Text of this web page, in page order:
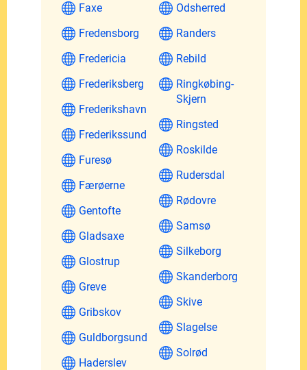
Faxe
Fredensborg
Fredericia
Frederiksberg
Frederikshavn
Frederikssund
Furesø
Færøerne
Gentofte
Gladsaxe
Glostrup
Greve
Gribskov
Guldborgsund
Haderslev
Odsherred
Randers
Rebild
Ringkøbing-
Skjern
Ringsted
Roskilde
Rudersdal
Rødovre
Samsø
Silkeborg
Skanderborg
Skive
Slagelse
Solrød